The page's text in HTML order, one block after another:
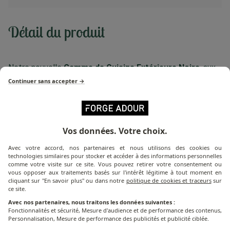
Détail du produit
Notre nouvelleGamme de Cuisine Extérieure Noire, aux
dimensions optimisées, offre l'essentiel de la cuisine en
disposiez d’un grand jardin ou d’un espace plus réduit, elle a
été pensée pour s’intégrer parfaitement à tous les
environnements sans compromis sur le style ni la
fonctionnalité.
Enacier noir,les meubles de cuisine de la gamme Noire
apportent une touche d'élégance, de minimalisme et de
La Cuisine Extérieure Noirea tout d’une grande. Elle
Continuer sans accepter →
Vos données. Votre choix.
Avec votre accord, nos partenaires et nous utilisons des cookies ou
technologies similaires pour stocker et accéder à des informations personnelles
comme votre visite sur ce site. Vous pouvez retirer votre consentement ou
vous opposer aux traitements basés sur l'intérêt légitime à tout moment en
cliquant sur "En savoir plus" ou dans notre politique de cookies et traceurssur
ce site.
Avec nos partenaires, nous traitons les données suivantes :
Fonctionnalités et sécurité, Mesure d'audience et de performance des contenus,
Personnalisation, Mesure de performance des publicités et publicité ciblée.